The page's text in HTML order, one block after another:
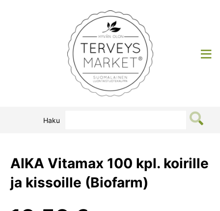
Terveysmarket
Haku
AIKA Vitamax 100 kpl. koirille
ja kissoille (Biofarm)